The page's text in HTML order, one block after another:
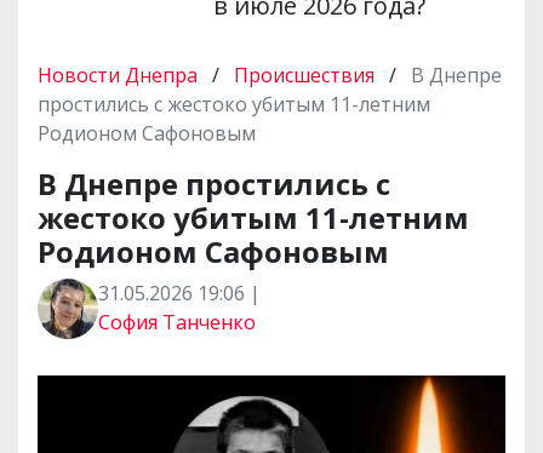
Новости Днепра / Происшествия / В Днепре
простились с жестоко убитым 11-летним
Родионом Сафоновым
В Днепре простились с
жестоко убитым 11-летним
Родионом Сафоновым
31.05.2026 19:06 |
София Танченко